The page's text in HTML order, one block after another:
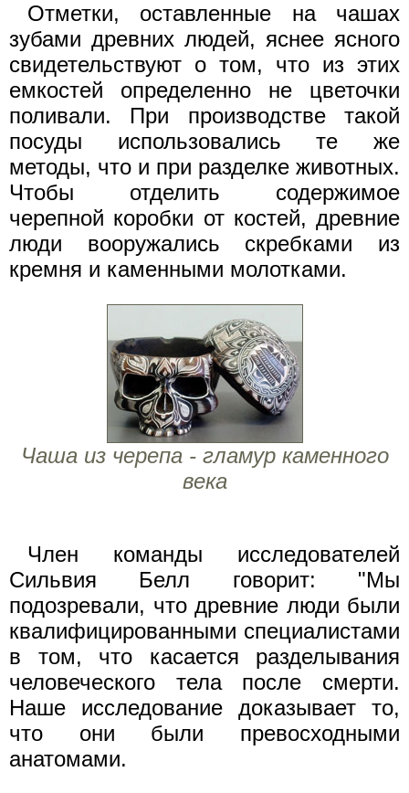
Отметки, оставленные на чашах
зубами древних людей, яснее ясного
свидетельствуют о том, что из этих
емкостей определенно не цветочки
поливали. При производстве такой
посуды использовались те же
методы, что и при разделке животных.
Чтобы отделить содержимое
черепной коробки от костей, древние
люди вооружались скребками из
кремня и каменными молотками.
Чаша из черепа - гламур каменного
века
Член команды исследователей
Сильвия Белл говорит: "Мы
подозревали, что древние люди были
квалифицированными специалистами
в том, что касается разделывания
человеческого тела после смерти.
Наше исследование доказывает то,
что они были превосходными
анатомами.